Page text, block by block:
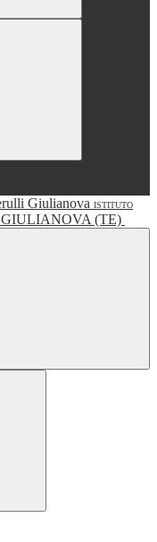
ISTITUTO
GIULIANOVA (TE)